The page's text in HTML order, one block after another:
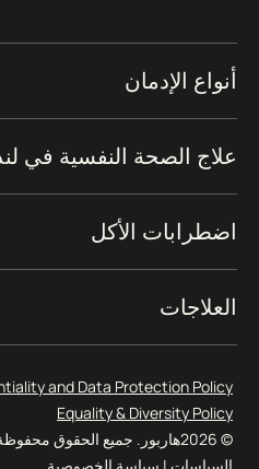
أنواع الإدمان
علاج الصحة النفسية في
اضطرابات الأكل
العلاجات
and Data Protection Policy
Equality & Diversity Policy
© 2026
هاربور. جميع الحقوق